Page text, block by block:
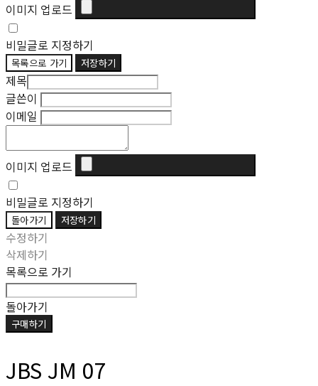
이미지 업로드
비밀글로 지정하기
목록으로 가기 저장하기
제목
글쓴이
이메일
이미지 업로드
비밀글로 지정하기
돌아가기 저장하기
수정하기
삭제하기
목록으로 가기
돌아가기
구매하기
JBS JM 07